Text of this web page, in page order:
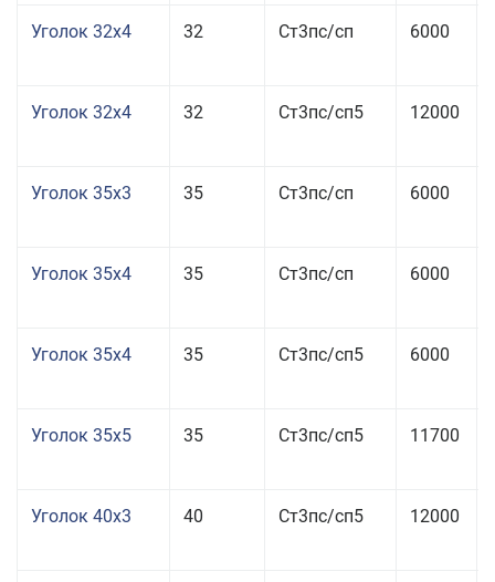
Уголок 32x4 32 Ст3пс/сп 6000
Уголок 32x4 32 Ст3пс/сп5 12000
Уголок 35x3 35 Ст3пс/сп 6000
Уголок 35x4 35 Ст3пс/сп 6000
Уголок 35x4 35 Ст3пс/сп5 6000
Уголок 35x5 35 Ст3пс/сп5 11700
Уголок 40x3 40 Ст3пс/сп5 12000